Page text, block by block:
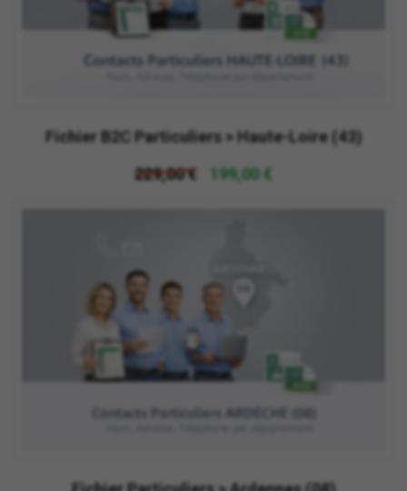
Fichier B2C Particuliers > Haute-Loire (43)
229,00 €
199,00 €